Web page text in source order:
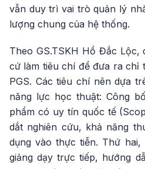
vẫn duy trì vai trò quản lý
lượng chung của hệ thống.
Theo GS.TSKH Hồ Đắc
cứ làm tiêu chí để đưa ra chỉ
PGS. Các tiêu chí nên dựa
năng lực học thuật: Công
phẩm có uy tín quốc tế
dắt nghiên cứu, khả năng
dụng vào thực tiễn. Thứ hai,
giảng dạy trực tiếp, hướng